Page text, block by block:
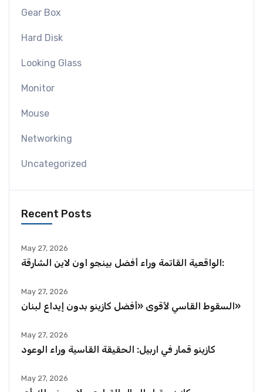
Gear Box
Hard Disk
Looking Glass
Monitor
Mouse
Networking
Uncategorized
Recent Posts
May 27, 2026
الواقعية القاتمة وراء أفضل بينجو اون لاين الشارقة:
May 27, 2026
السقوط القاسي لأقوى «أفضل كازينو بدون إيداع لبنان»
May 27, 2026
كازينو قمار في اربيل: الحقيقة القاسية وراء الوعود
May 27, 2026